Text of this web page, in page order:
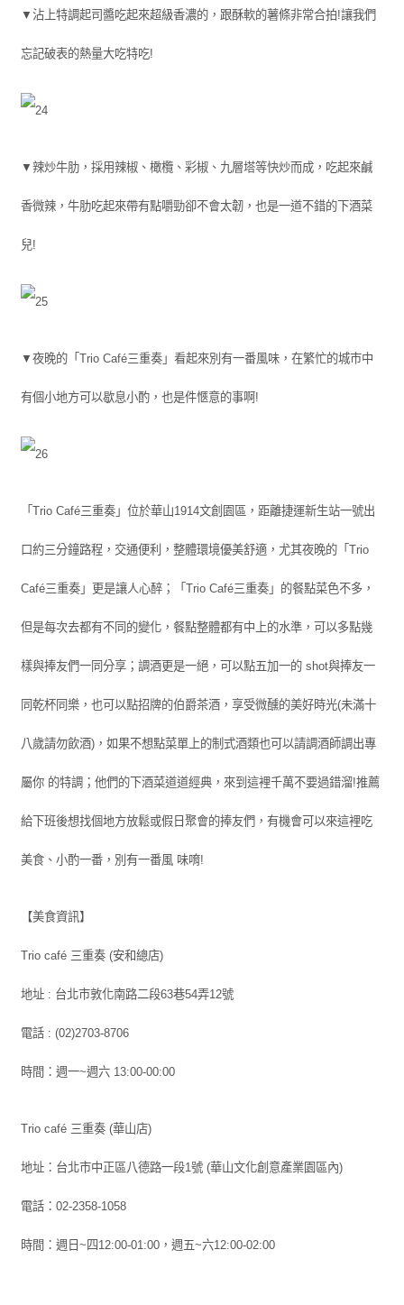
▼沾上特調起司醬吃起來超級香濃的，跟酥軟的薯條非常合拍!讓我們
忘記破表的熱量大吃特吃!
▼辣炒牛肋，採用辣椒、橄欖、彩椒、九層塔等快炒而成，吃起來鹹
香微辣，牛肋吃起來帶有點嚼勁卻不會太韌，也是一道不錯的下酒菜
兒!
▼夜晚的「Trio Café三重奏」看起來別有一番風味，在繁忙的城市中
有個小地方可以歇息小酌，也是件愜意的事啊!
「Trio Café三重奏」位於華山1914文創園區，距離捷運新生站一號出
口約三分鐘路程，交通便利，整體環境優美舒適，尤其夜晚的「Trio
Café三重奏」更是讓人心醉；「Trio Café三重奏」的餐點菜色不多，
但是每次去都有不同的變化，餐點整體都有中上的水準，可以多點幾
樣與捧友們一同分享；調酒更是一絕，可以點五加一的 shot與捧友一
同乾杯同樂，也可以點招牌的伯爵茶酒，享受微醺的美好時光(未滿十
八歲請勿飲酒)，如果不想點菜單上的制式酒類也可以請調酒師調出專
屬你 的特調；他們的下酒菜道道經典，來到這裡千萬不要過錯溜!推薦
給下班後想找個地方放鬆或假日聚會的捧友們，有機會可以來這裡吃
美食、小酌一番，別有一番風 味唷!
【美食資訊】
Trio café 三重奏 (安和總店)
地址 : 台北市敦化南路二段63巷54弄12號
電話 : (02)2703-8706
時間：週一~週六 13:00-00:00
Trio café 三重奏 (華山店)
地址：台北市中正區八德路一段1號 (華山文化創意產業園區內)
電話：02-2358-1058
時間：週日~四12:00-01:00，週五~六12:00-02:00